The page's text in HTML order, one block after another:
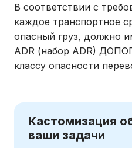
В соответствии с
каждое транспортное
опасный груз, должно
ADR (набор ADR)
классу опасности
Кастомизация
ваши задачи